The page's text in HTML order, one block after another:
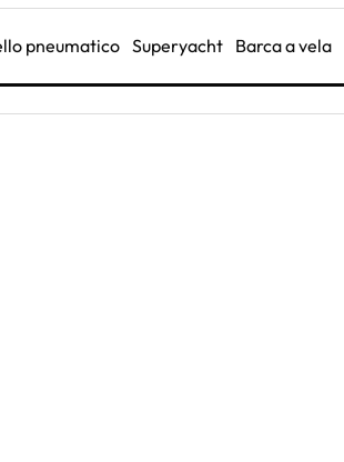
pneumatico Superyacht Barca a vela